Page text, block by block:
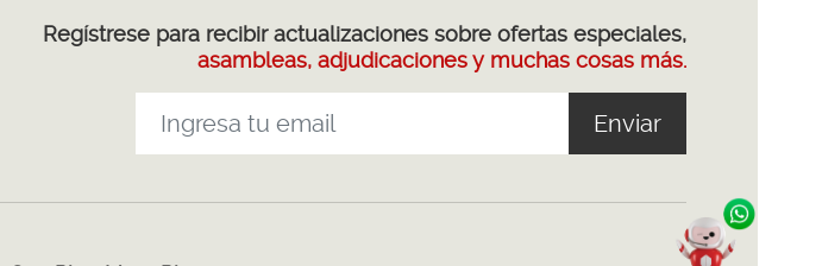
Regístrese para recibir actualizaciones sobre ofertas especiales,
asambleas, adjudicaciones y muchas cosas más.
Enviar